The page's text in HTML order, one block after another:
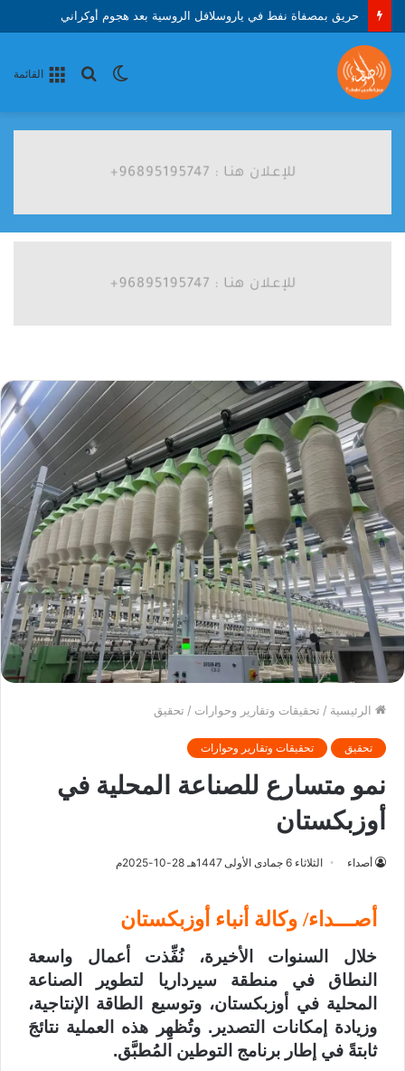
حريق بمصفاة نفط في ياروسلافل الروسية بعد هجوم أوكراني
القائمة
بحث الوضع
الرئيسية / تحقيقات وتقارير وحوارات / تحقيق
تحقيق تحقيقات وتقارير وحوارات
نمو متسارع للصناعة المحلية في
أوزبكستان
أصداء الثلاثاء 6 جمادى الأولى 1447هـ 28-10-2025م
أصـــداء/ وكالة أنباء أوزبكستان
خلال السنوات الأخيرة، نُفِّذت أعمال واسعة
النطاق في منطقة سيرداريا لتطوير الصناعة
المحلية في أوزبكستان، وتوسيع الطاقة الإنتاجية،
وزيادة إمكانات التصدير. وتُظهِر هذه العملية نتائجَ
ثابتةً في إطار برنامج التوطين المُطبَّق.